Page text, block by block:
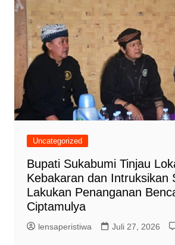
Uncategorized
Bupati Sukabumi Tinjau
Kebakaran dan Intruksikan
Lakukan Penanganan
Ciptamulya
lensaperistiwa Juli 27, 2026